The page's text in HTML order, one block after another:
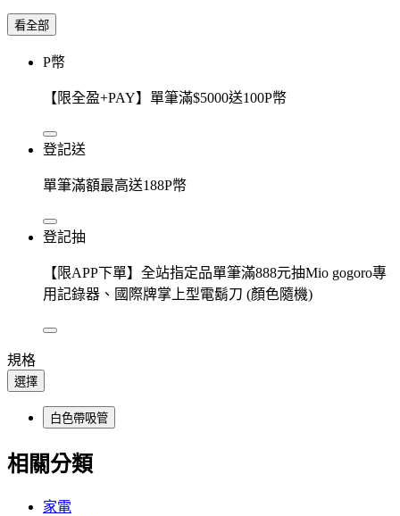
看全部
P幣
【限全盈+PAY】單筆滿$5000送100P幣
登記送
單筆滿額最高送188P幣
登記抽
【限APP下單】全站指定品單筆滿888元抽Mio gogoro專
用記錄器、國際牌掌上型電鬍刀 (顏色隨機)
規格
選擇
白色帶吸管
相關分類
家電